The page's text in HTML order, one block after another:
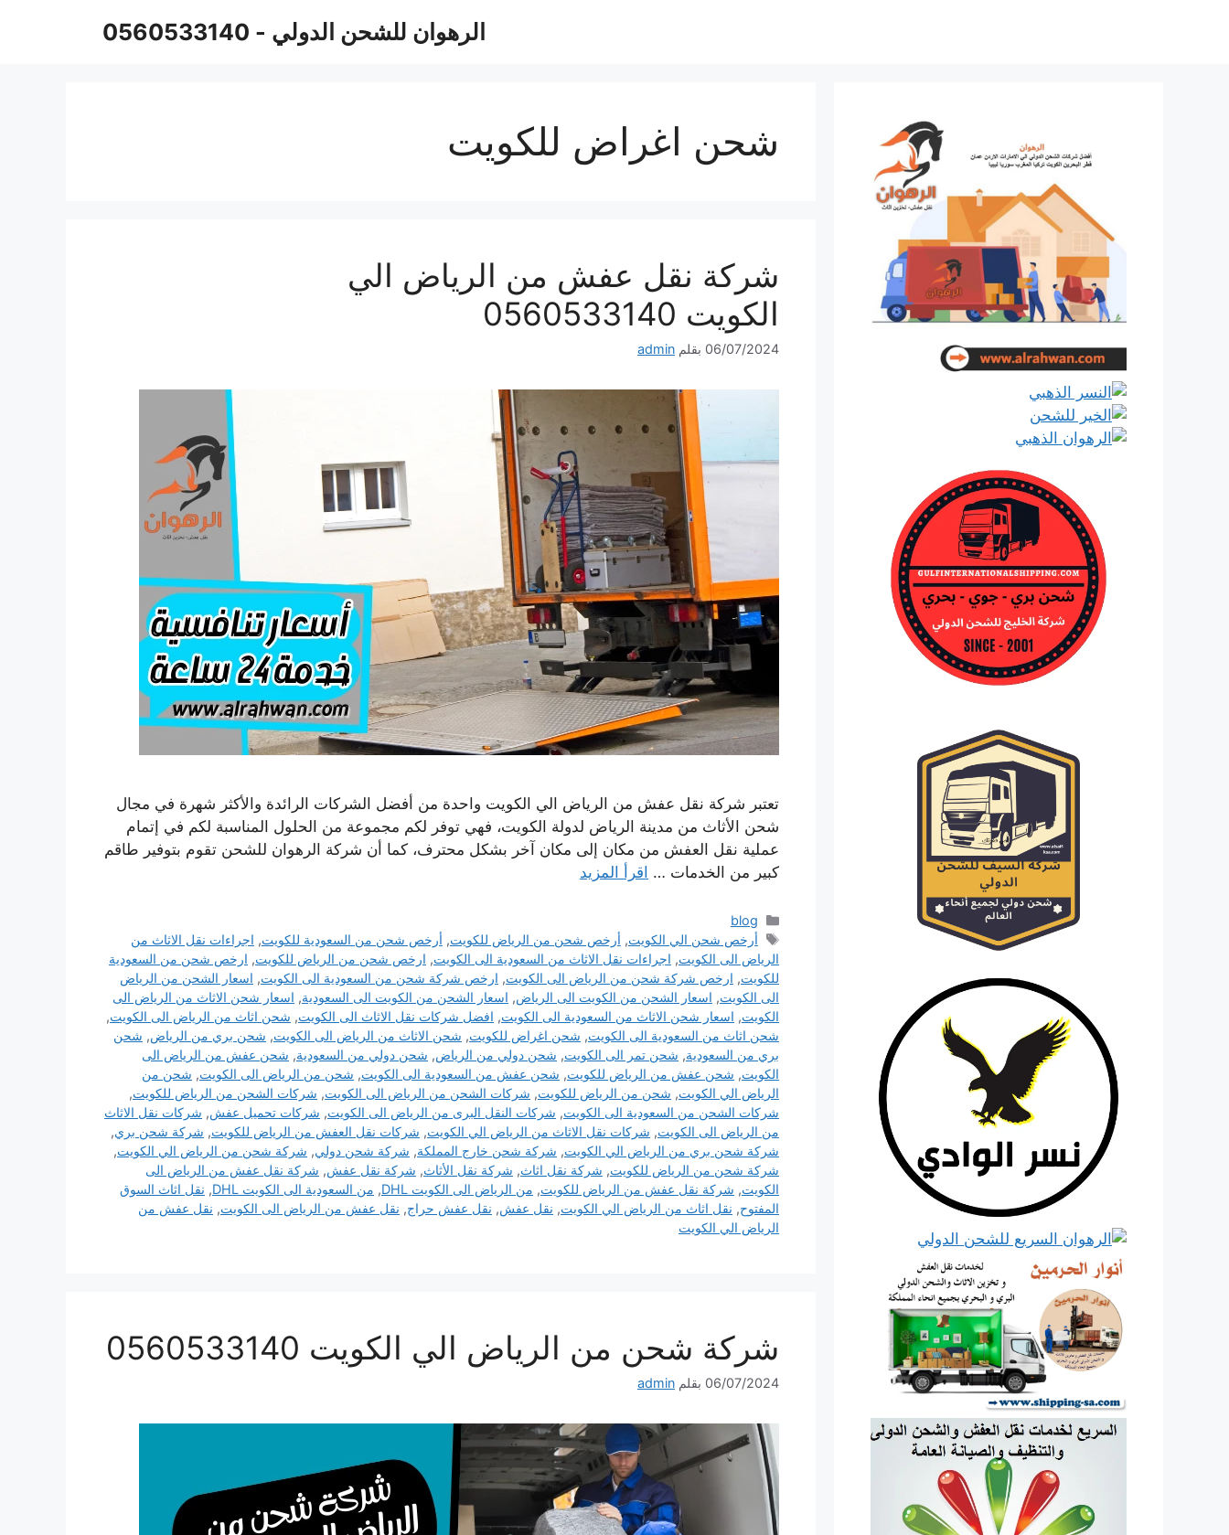
الرهوان للشحن الدولي - 0560533140
شحن اغراض للكويت
شركة نقل عفش من الرياض الي
الكويت 0560533140
06/07/2024 بقلم admin
تعتبر شركة نقل عفش من الرياض الي الكويت واحدة من أفضل الشركات الرائدة والأكثر شهرة في مجال
شحن الأثاث من مدينة الرياض لدولة الكويت، فهي توفر لكم مجموعة من الحلول المناسبة لكم في إتمام
عملية نقل العفش من مكان إلى مكان آخر بشكل محترف، كما أن شركة الرهوان للشحن تقوم بتوفير طاقم
كبير من الخدمات … اقرأ المزيد
التصنيفات
blog
الوسوم
أرخص شحن الي الكويت, أرخص شحن من الرياض للكويت, أرخص شحن من السعودية للكويت, اجراءات نقل الاثاث من
الرياض الى الكويت, اجراءات نقل الاثاث من السعودية الى الكويت, ارخص شحن من الرياض للكويت, ارخص شحن من السعودية
للكويت, ارخص شركة شحن من الرياض الى الكويت, ارخص شركة شحن من السعودية الى الكويت, اسعار الشحن من الرياض
الى الكويت, اسعار الشحن من الكويت الى الرياض, اسعار الشحن من الكويت الى السعودية, اسعار شحن الاثاث من الرياض الى
الكويت, اسعار شحن الاثاث من السعودية الى الكويت, افضل شركات نقل الاثاث الى الكويت, شحن اثاث من الرياض الى الكويت,
شحن اثاث من السعودية الى الكويت, شحن اغراض للكويت, شحن الاثاث من الرياض الى الكويت, شحن بري من الرياض, شحن
بري من السعودية, شحن تمر الى الكويت, شحن دولي من الرياض, شحن دولي من السعودية, شحن عفش من الرياض الى
الكويت, شحن عفش من الرياض للكويت, شحن عفش من السعودية الى الكويت, شحن من الرياض الى الكويت, شحن من
الرياض الي الكويت, شحن من الرياض للكويت, شركات الشحن من الرياض الى الكويت, شركات الشحن من الرياض للكويت,
شركات الشحن من السعودية الى الكويت, شركات النقل البرى من الرياض الى الكويت, شركات تحميل عفش, شركات نقل الاثاث
من الرياض الى الكويت, شركات نقل الاثاث من الرياض الي الكويت, شركات نقل العفش من الرياض للكويت, شركة شحن بري,
شركة شحن بري من الرياض الي الكويت, شركة شحن خارج المملكة, شركة شحن دولي, شركة شحن من الرياض الي الكويت,
شركة شحن من الرياض للكويت, شركة نقل اثاث, شركة نقل الأثاث, شركة نقل عفش, شركة نقل عفش من الرياض الى
الكويت, شركة نقل عفش من الرياض للكويت, من الرياض الى الكويت DHL , من السعودية الى الكويت DHL , نقل اثاث السوق
المفتوح, نقل اثاث من الرياض الي الكويت, نقل عفش, نقل عفش حراج, نقل عفش من الرياض الى الكويت, نقل عفش من
الرياض الي الكويت
شركة شحن من الرياض الي الكويت 0560533140
06/07/2024 بقلم admin